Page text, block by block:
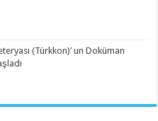
(Türkkon)’ un Doküman